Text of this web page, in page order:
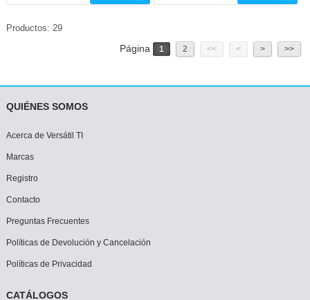
Productos: 29
Página 1 2 << < > >>
QUIÉNES SOMOS
Acerca de Versátil TI
Marcas
Registro
Contacto
Preguntas Frecuentes
Políticas de Devolución y Cancelación
Políticas de Privacidad
CATÁLOGOS